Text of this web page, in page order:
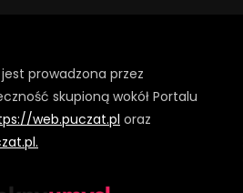
prowadzona przez
skupioną wokół Portalu
web.puczat.pl oraz